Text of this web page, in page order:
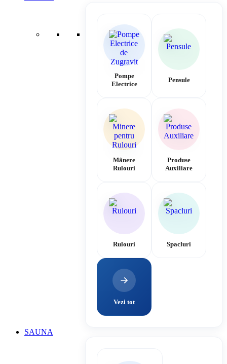
Pompe
Electrice
Pensule
Mânere
Rulouri
Produse
Auxiliare
Rulouri Spacluri
Vezi tot
SAUNA